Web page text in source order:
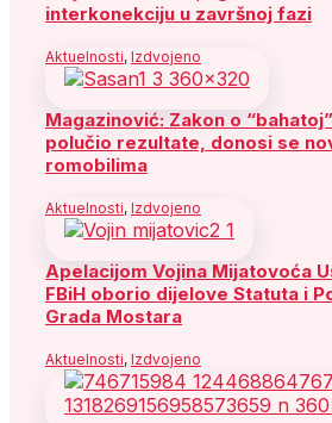
interkonekciju u završnoj fazi
Aktuelnosti, Izdvojeno
Magazinović: Zakon o
polučio rezultate, donosi se
romobilima
Aktuelnosti, Izdvojeno
Apelacijom Vojina Mijatovoća
FBiH oborio dijelove Statuta i
Grada Mostara
Aktuelnosti, Izdvojeno